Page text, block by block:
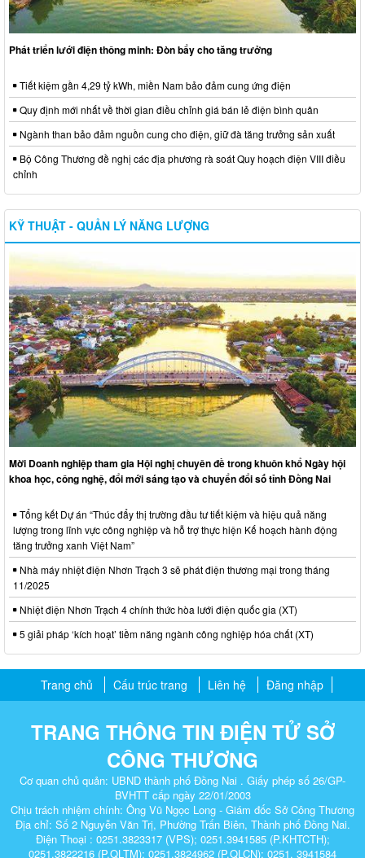
Phát triển lưới điện thông minh: Đòn bẩy cho tăng trưởng
Tiết kiệm gần 4,29 tỷ kWh, miền Nam bảo đảm cung ứng điện
Quy định mới nhất về thời gian điều chỉnh giá bán lẻ điện bình quân
Ngành than bảo đảm nguồn cung cho điện, giữ đà tăng trưởng sản xuất
Bộ Công Thương đề nghị các địa phương rà soát Quy hoạch điện VIII điều
chỉnh
KỸ THUẬT - QUẢN LÝ NĂNG LƯỢNG
Mời Doanh nghiệp tham gia Hội nghị chuyên đề trong khuôn khổ Ngày hội
khoa học, công nghệ, đổi mới sáng tạo và chuyển đổi số tỉnh Đồng Nai
Tổng kết Dự án “Thúc đẩy thị trường đầu tư tiết kiệm và hiệu quả năng
lượng trong lĩnh vực công nghiệp và hỗ trợ thực hiện Kế hoạch hành động
tăng trưởng xanh Việt Nam”
Nhà máy nhiệt điện Nhơn Trạch 3 sẽ phát điện thương mại trong tháng
11/2025
Nhiệt điện Nhơn Trạch 4 chính thức hòa lưới điện quốc gia (XT)
5 giải pháp ‘kích hoạt’ tiềm năng ngành công nghiệp hóa chất (XT)
Trang chủ Cấu trúc trang Liên hệ Đăng nhập
TRANG THÔNG TIN ĐIỆN TỬ SỞ
CÔNG THƯƠNG
Cơ quan chủ quản: UBND thành phố Đồng Nai . Giấy phép số 26/GP-
BVHTT cấp ngày 22/01/2003
Chịu trách nhiệm chính: Ông Vũ Ngọc Long - Giám đốc Sở Công Thương
Địa chỉ: Số 2 Nguyễn Văn Trị, Phường Trấn Biên, Thành phố Đồng Nai.
Điện Thoại : 0251.3823317 (VPS); 0251.3941585 (P.KHTCTH);
0251.3822216 (P.QLTM); 0251.3824962 (P.QLCN); 0251. 3941584